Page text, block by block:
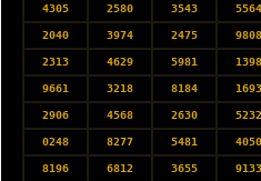
4305 2580 3543 5564
2040 3974 2475 9808
2313 4629 5981 1398
9661 3218 8184 1693
2906 4568 2630 5232
0248 8277 5481 4050
8196 6812 3655 9133